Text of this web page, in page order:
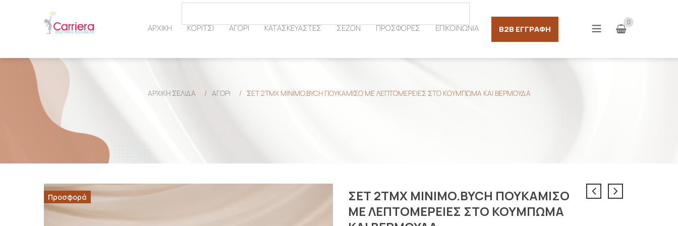
ΑΡΧΙΚΗ ΚΟΡΙΤΣΙ ΑΓΟΡΙ ΚΑΤΑΣΚΕΥΑΣΤΕΣ ΣΕΖΟΝ ΠΡΟΣΦΟΡΕΣ ΕΠΙΚΟΙΝΩΝΙΑ B2B ΕΓΓΡΑΦΉ
0
ΑΡΧΙΚΉ ΣΕΛΊΔΑ / ΑΓΟΡΙ / ΣΕΤ 2ΤΜΧ MINIMO.BYCH ΠΟΥΚΑΜΙΣΟ ΜΕ ΛΕΠΤΟΜΕΡΕΙΕΣ ΣΤΟ ΚΟΥΜΠΩΜΑ ΚΑΙ ΒΕΡΜΟΥΔΑ
Προσφορά
ΣΕΤ 2ΤΜΧ MINIMO.BYCH ΠΟΥΚΑΜΙΣΟ
ΜΕ ΛΕΠΤΟΜΕΡΕΙΕΣ ΣΤΟ ΚΟΥΜΠΩΜΑ